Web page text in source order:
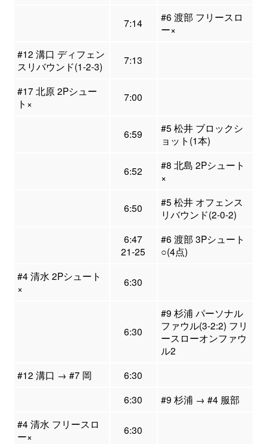
7:14
#6 渡部 フリースロ
ー×
#12 溝口 ディフェン
スリバウンド(1-2-3)
7:13
#17 北原 2Pシュー
ト×
7:00
6:59
#5 松井 ブロックシ
ョット(1本)
6:52
#8 北島 2Pシュート
×
6:50
#5 松井 オフェンス
リバウンド(2-0-2)
6:47
21-25
#6 渡部 3Pシュート
○(4点)
#4 清水 2Pシュート
×
6:30
6:30
#9 杉浦 パーソナル
ファウル(3-2:2) フリ
ースローオンファウ
ル2
#12 溝口 → #7 岡
6:30
6:30
#9 杉浦 → #4 服部
#4 清水 フリースロ
ー×
6:30